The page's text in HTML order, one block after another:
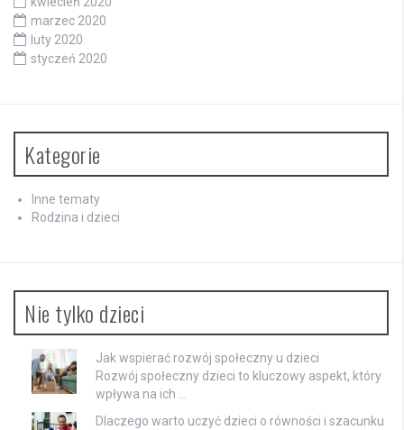
marzec 2020
luty 2020
styczeń 2020
Kategorie
Inne tematy
Rodzina i dzieci
Nie tylko dzieci
Jak wspierać rozwój społeczny u dzieci
Rozwój społeczny dzieci to kluczowy aspekt, który
wpływa na ich …
Dlaczego warto uczyć dzieci o równości i szacunku